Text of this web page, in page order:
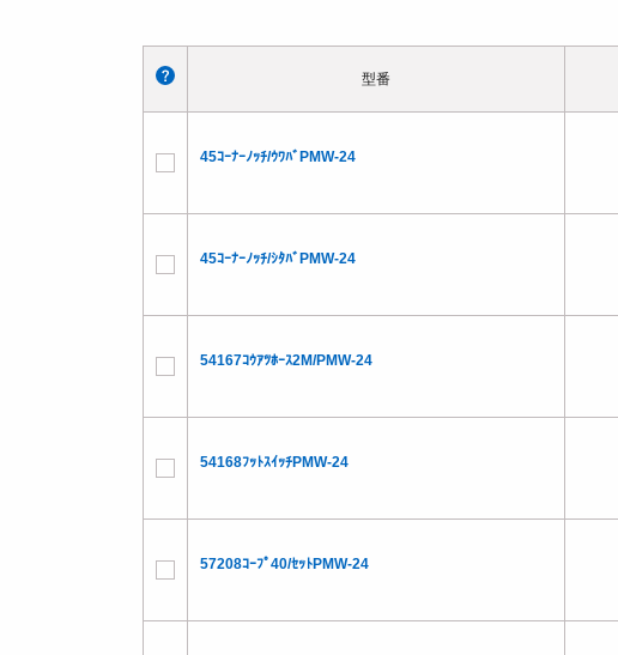
型番
45ｺｰﾅｰﾉｯﾁ/ｳﾜﾊﾞPMW-24
45ｺｰﾅｰﾉｯﾁ/ｼﾀﾊﾞPMW-24
54167ｺｳｱﾂﾎｰｽ2M/PMW-24
54168ﾌｯﾄｽｲｯﾁPMW-24
57208ｺｰﾌﾟ40/ｾｯﾄPMW-24